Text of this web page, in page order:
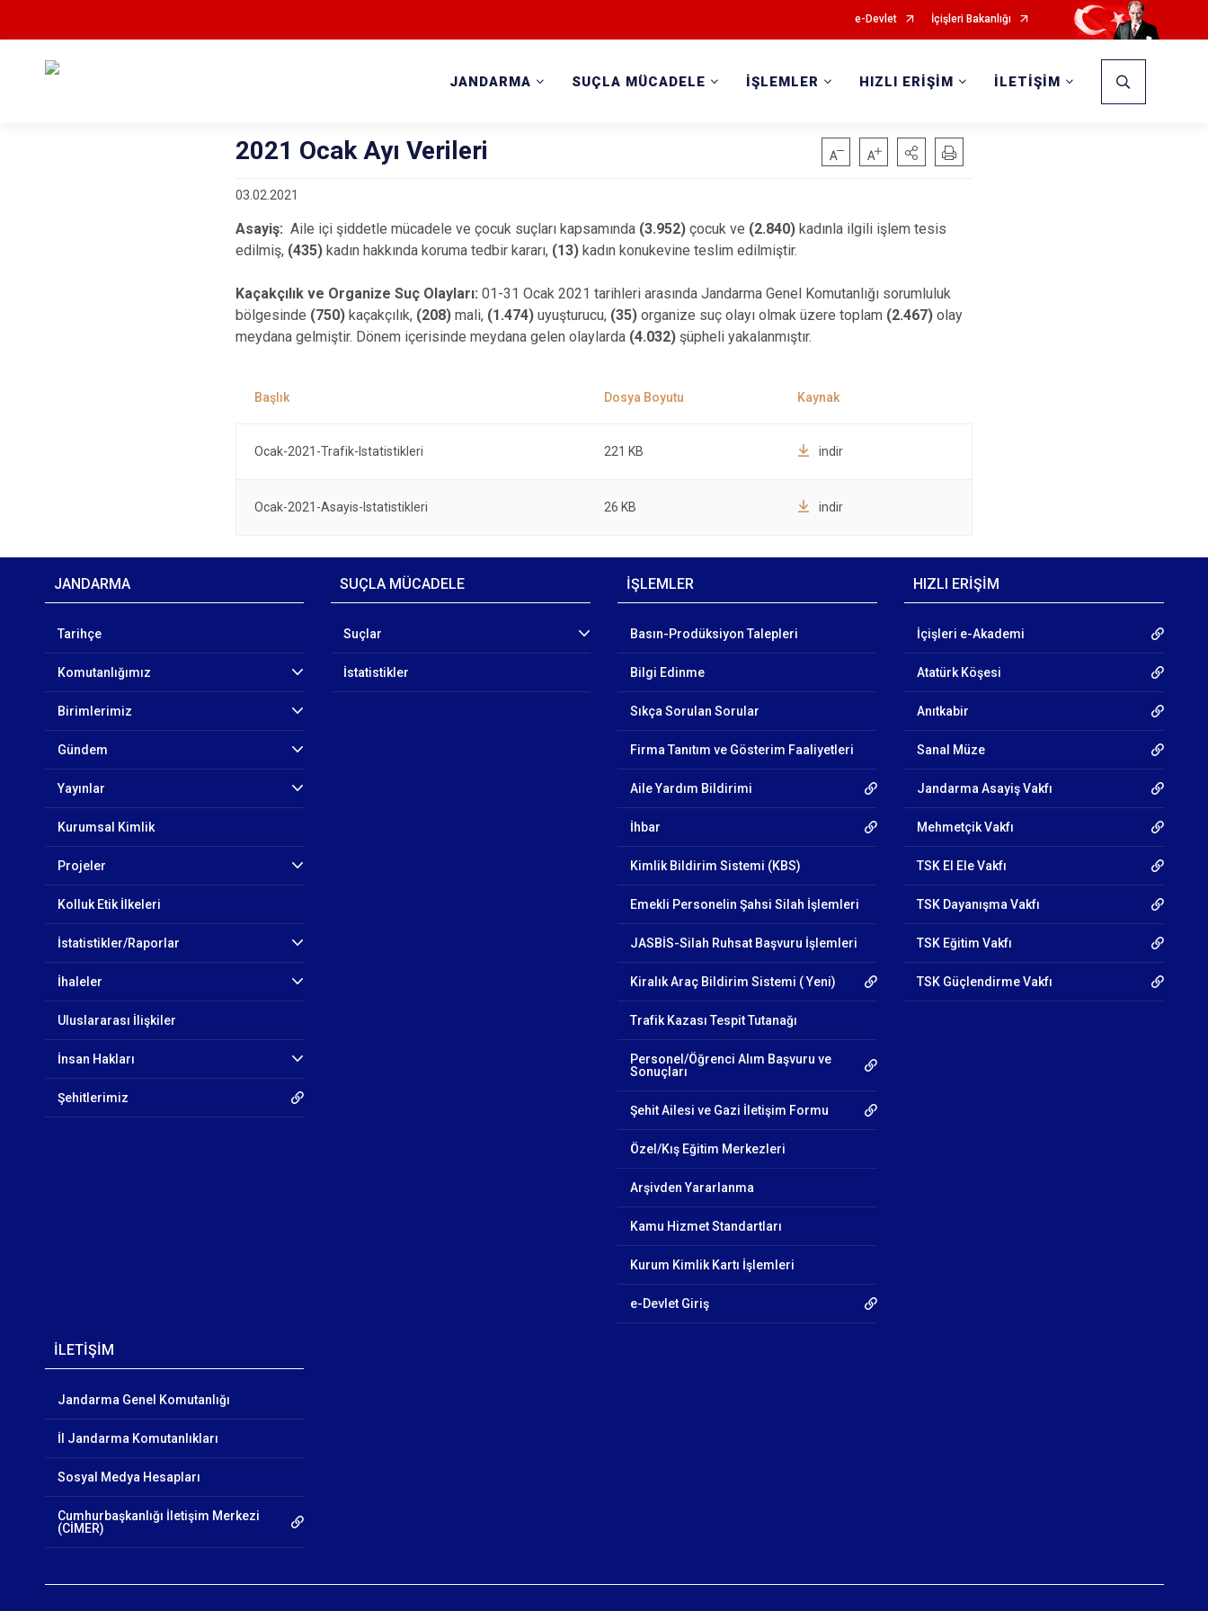
e-Devlet İçişleri Bakanlığı
JANDARMA SUÇLA MÜCADELE İŞLEMLER HIZLI ERİŞİM İLETİŞİM
2021 Ocak Ayı Verileri
03.02.2021
Asayiş: Aile içi şiddetle mücadele ve çocuk suçları kapsamında (3.952) çocuk ve (2.840) kadınla ilgili işlem tesis
edilmiş, (435) kadın hakkında koruma tedbir kararı, (13) kadın konukevine teslim edilmiştir.
Kaçakçılık ve Organize Suç Olayları: 01-31 Ocak 2021 tarihleri arasında Jandarma Genel Komutanlığı sorumluluk
bölgesinde (750) kaçakçılık, (208) mali, (1.474) uyuşturucu, (35) organize suç olayı olmak üzere toplam (2.467) olay
meydana gelmiştir. Dönem içerisinde meydana gelen olaylarda (4.032) şüpheli yakalanmıştır.
Ocak-2021-Trafik-Istatistikleri 221 KB indir
Ocak-2021-Asayis-Istatistikleri 26 KB indir
JANDARMA
Tarihçe
Komutanlığımız
Birimlerimiz
Gündem
Yayınlar
Kurumsal Kimlik
Projeler
Kolluk Etik İlkeleri
İstatistikler/Raporlar
İhaleler
Uluslararası İlişkiler
İnsan Hakları
Şehitlerimiz
SUÇLA MÜCADELE
Suçlar
İstatistikler
İŞLEMLER
Basın-Prodüksiyon Talepleri
Bilgi Edinme
Sıkça Sorulan Sorular
Firma Tanıtım ve Gösterim Faaliyetleri
Aile Yardım Bildirimi
İhbar
Kimlik Bildirim Sistemi (KBS)
Emekli Personelin Şahsi Silah İşlemleri
JASBİS-Silah Ruhsat Başvuru İşlemleri
Kiralık Araç Bildirim Sistemi ( Yeni)
Trafik Kazası Tespit Tutanağı
Personel/Öğrenci Alım Başvuru ve
Sonuçları
Şehit Ailesi ve Gazi İletişim Formu
Özel/Kış Eğitim Merkezleri
Arşivden Yararlanma
Kamu Hizmet Standartları
Kurum Kimlik Kartı İşlemleri
e-Devlet Giriş
HIZLI ERİŞİM
İçişleri e-Akademi
Atatürk Köşesi
Anıtkabir
Sanal Müze
Jandarma Asayiş Vakfı
Mehmetçik Vakfı
TSK El Ele Vakfı
TSK Dayanışma Vakfı
TSK Eğitim Vakfı
TSK Güçlendirme Vakfı
İLETİŞİM
Jandarma Genel Komutanlığı
İl Jandarma Komutanlıkları
Sosyal Medya Hesapları
Cumhurbaşkanlığı İletişim Merkezi
(CİMER)